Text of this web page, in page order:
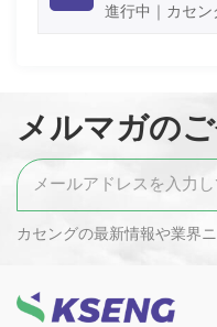
進行中｜カセン
メルマガの
カセングの最新情報や業界